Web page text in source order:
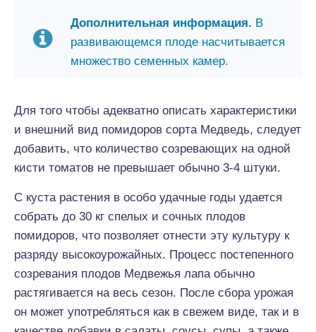
Дополнительная информация. В
развивающемся плоде насчитывается
множество семенных камер.
Для того чтобы адекватно описать характеристики
и внешний вид помидоров сорта Медведь, следует
добавить, что количество созревающих на одной
кисти томатов не превышает обычно 3-4 штуки.
С куста растения в особо удачные годы удается
собрать до 30 кг спелых и сочных плодов
помидоров, что позволяет отнести эту культуру к
разряду высокоурожайных. Процесс постепенного
созревания плодов Медвежья лапа обычно
растягивается на весь сезон. После сбора урожая
он может употребляться как в свежем виде, так и в